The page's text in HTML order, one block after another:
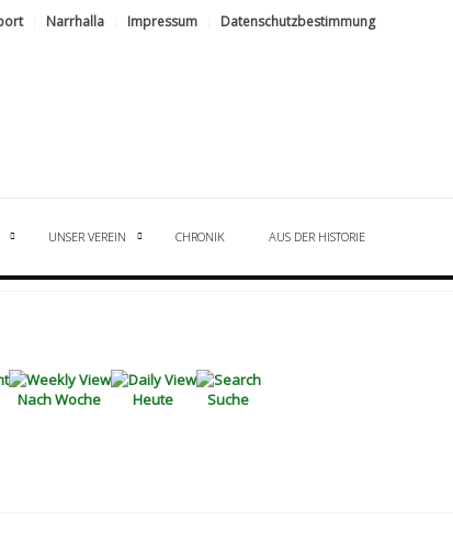
Narrhalla Impressum Datenschutzbestimmung
UNSER VEREIN CHRONIK AUS DER HISTORIE
Nach Woche Heute Suche